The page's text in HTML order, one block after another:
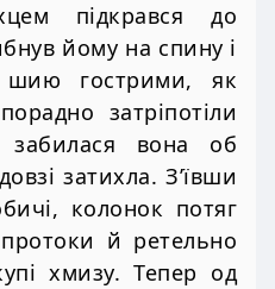
підкрався до
йому на спину і
шию гострими, як
затріпотіли
забилася вона об
затихла. З’ївши
колонок потяг
й ретельно
хмизу. Тепер од